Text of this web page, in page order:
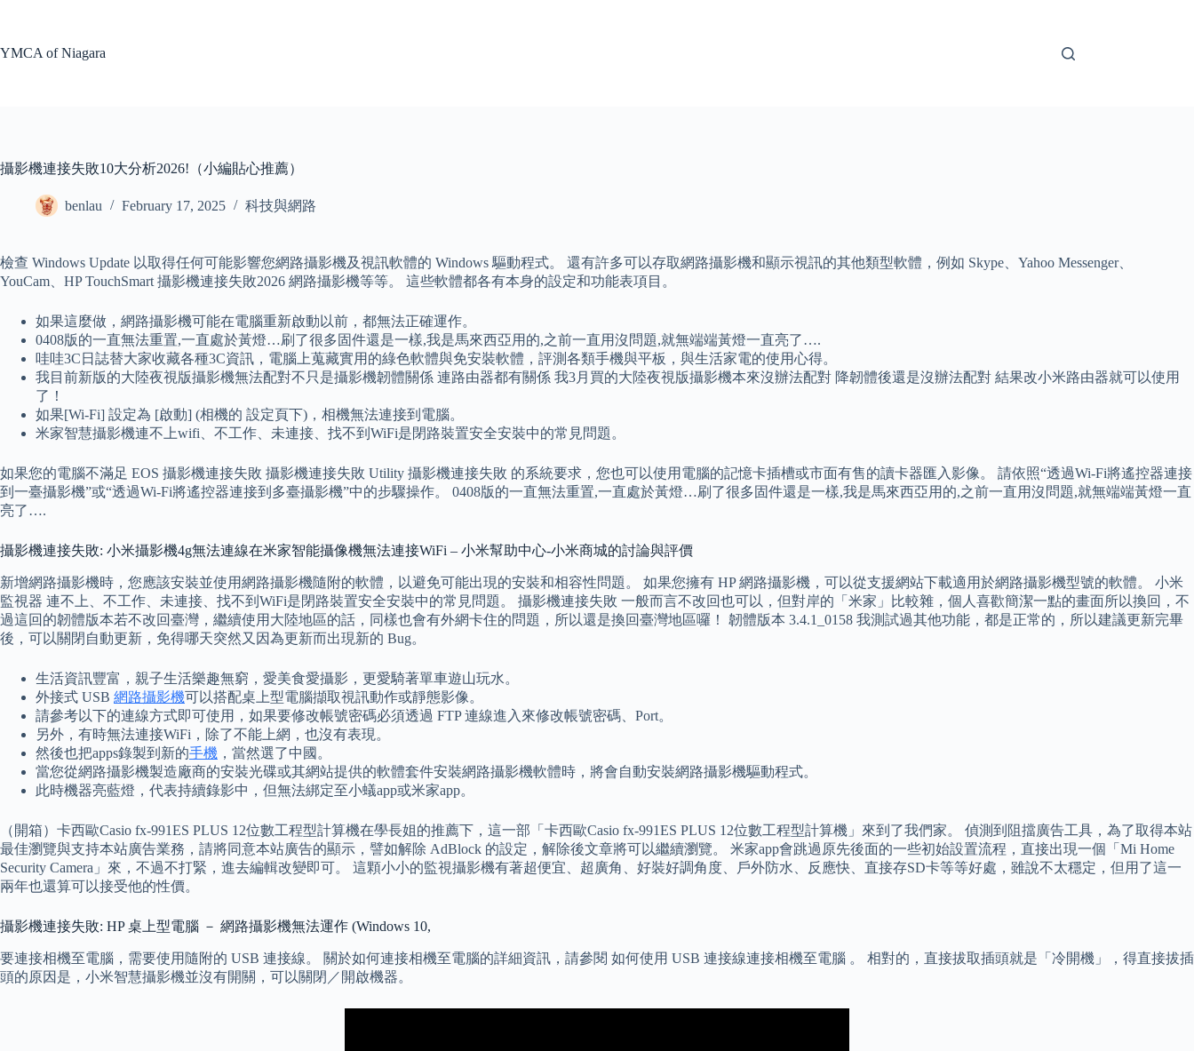
YMCA of Niagara
攝影機連接失敗10大分析2026!（小編貼心推薦）
benlau February 17, 2025 科技與網路
檢查 Windows Update 以取得任何可能影響您網路攝影機及視訊軟體的 Windows 驅動程式。 還有許多可以存取網路攝影機和顯示視訊的其他類型軟體，例如 Skype、Yahoo Messenger、
YouCam、HP TouchSmart 攝影機連接失敗2026 網路攝影機等等。 這些軟體都各有本身的設定和功能表項目。
如果這麼做，網路攝影機可能在電腦重新啟動以前，都無法正確運作。
0408版的一直無法重置,一直處於黃燈…刷了很多固件還是一樣,我是馬來西亞用的,之前一直用沒問題,就無端端黃燈一直亮了….
哇哇3C日誌替大家收藏各種3C資訊，電腦上蒐藏實用的綠色軟體與免安裝軟體，評測各類手機與平板，與生活家電的使用心得。
我目前新版的大陸夜視版攝影機無法配對不只是攝影機韌體關係 連路由器都有關係 我3月買的大陸夜視版攝影機本來沒辦法配對 降韌體後還是沒辦法配對 結果改小米路由器就可以使用
了！
如果[Wi-Fi] 設定為 [啟動] (相機的 設定頁下)，相機無法連接到電腦。
米家智慧攝影機連不上wifi、不工作、未連接、找不到WiFi是閉路裝置安全安裝中的常見問題。
如果您的電腦不滿足 EOS 攝影機連接失敗 攝影機連接失敗 Utility 攝影機連接失敗 的系統要求，您也可以使用電腦的記憶卡插槽或市面有售的讀卡器匯入影像。 請依照“透過Wi-Fi將遙控器連接
到一臺攝影機”或“透過Wi-Fi將遙控器連接到多臺攝影機”中的步驟操作。 0408版的一直無法重置,一直處於黃燈…刷了很多固件還是一樣,我是馬來西亞用的,之前一直用沒問題,就無端端黃燈一直
亮了….
攝影機連接失敗: 小米攝影機4g無法連線在米家智能攝像機無法連接WiFi – 小米幫助中心-小米商城的討論與評價
新增網路攝影機時，您應該安裝並使用網路攝影機隨附的軟體，以避免可能出現的安裝和相容性問題。 如果您擁有 HP 網路攝影機，可以從支援網站下載適用於網路攝影機型號的軟體。 小米
監視器 連不上、不工作、未連接、找不到WiFi是閉路裝置安全安裝中的常見問題。 攝影機連接失敗 一般而言不改回也可以，但對岸的「米家」比較雜，個人喜歡簡潔一點的畫面所以換回，不
過這回的韌體版本若不改回臺灣，繼續使用大陸地區的話，同樣也會有外網卡住的問題，所以還是換回臺灣地區囉！ 韌體版本 3.4.1_0158 我測試過其他功能，都是正常的，所以建議更新完畢
後，可以關閉自動更新，免得哪天突然又因為更新而出現新的 Bug。
生活資訊豐富，親子生活樂趣無窮，愛美食愛攝影，更愛騎著單車遊山玩水。
外接式 USB 網路攝影機可以搭配桌上型電腦擷取視訊動作或靜態影像。
請參考以下的連線方式即可使用，如果要修改帳號密碼必須透過 FTP 連線進入來修改帳號密碼、Port。
另外，有時無法連接WiFi，除了不能上網，也沒有表現。
然後也把apps錄製到新的手機 ，當然選了中國。
當您從網路攝影機製造廠商的安裝光碟或其網站提供的軟體套件安裝網路攝影機軟體時，將會自動安裝網路攝影機驅動程式。
此時機器亮藍燈，代表持續錄影中，但無法綁定至小蟻app或米家app。
（開箱）卡西歐Casio fx-991ES PLUS 12位數工程型計算機在學長姐的推薦下，這一部「卡西歐Casio fx-991ES PLUS 12位數工程型計算機」來到了我們家。 偵測到阻擋廣告工具，為了取得本站
最佳瀏覽與支持本站廣告業務，請將同意本站廣告的顯示，譬如解除 AdBlock 的設定，解除後文章將可以繼續瀏覽。 米家app會跳過原先後面的一些初始設置流程，直接出現一個「Mi Home
Security Camera」來，不過不打緊，進去編輯改變即可。 這顆小小的監視攝影機有著超便宜、超廣角、好裝好調角度、戶外防水、反應快、直接存SD卡等等好處，雖說不太穩定，但用了這一
兩年也還算可以接受他的性價。
攝影機連接失敗: HP 桌上型電腦 － 網路攝影機無法運作 (Windows 10,
要連接相機至電腦，需要使用隨附的 USB 連接線。 關於如何連接相機至電腦的詳細資訊，請參閱 如何使用 USB 連接線連接相機至電腦 。 相對的，直接拔取插頭就是「冷開機」，得直接拔插
頭的原因是，小米智慧攝影機並沒有開關，可以關閉／開啟機器。